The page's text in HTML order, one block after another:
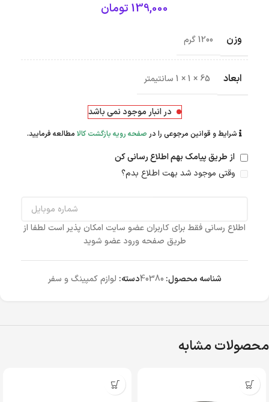
139,000 تومان
وزن 1200 گرم
ابعاد 65 × 1 × 1 سانتیمتر
در انبار موجود نمی باشد
شرایط و قوانین مرجوعی را در صفحه رویه بازگشت کالا مطالعه فرمایید.
از طریق پیامک بهم اطلاع رسانی کن
وقتی موجود شد بهت اطلاع بدم؟
اطلاع رسانی فقط برای کاربران عضو سایت امکان پذیر است لطفا از
طریق صفحه ورود عضو شوید
شناسه محصول: 40380دسته: لوازم کمپینگ و سفر
محصولات مشابه